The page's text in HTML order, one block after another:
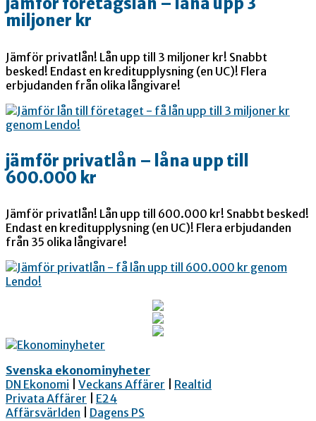
miljoner kr
Jämför privatlån! Lån upp till 3 miljoner kr! Snabbt
besked! Endast en kreditupplysning (en UC)! Flera
erbjudanden från olika långivare!
jämför privatlån – låna upp till
600.000 kr
Jämför privatlån! Lån upp till 600.000 kr! Snabbt besked!
Endast en kreditupplysning (en UC)! Flera erbjudanden
från 35 olika långivare!
Svenska ekonominyheter
DN Ekonomi
Veckans Affärer
Realtid
Privata Affärer
E24
Affärsvärlden
Dagens PS